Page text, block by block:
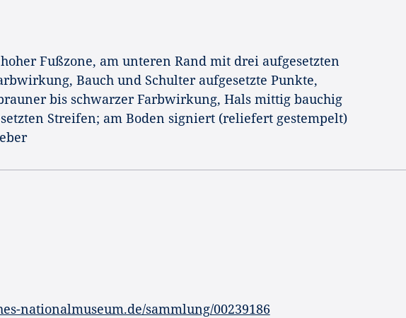
Fußzone, am unteren Rand mit drei aufgesetzten
Bauch und Schulter aufgesetzte Punkte,
bis schwarzer Farbwirkung, Hals mittig bauchig
Streifen; am Boden signiert (reliefert gestempelt)
nationalmuseum.de/sammlung/00239186